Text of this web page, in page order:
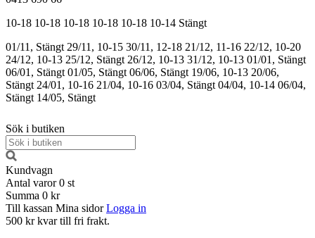
10-18 10-18 10-18 10-18 10-18 10-14 Stängt
01/11, Stängt 29/11, 10-15 30/11, 12-18 21/12, 11-16 22/12, 10-20
24/12, 10-13 25/12, Stängt 26/12, 10-13 31/12, 10-13 01/01, Stängt
06/01, Stängt 01/05, Stängt 06/06, Stängt 19/06, 10-13 20/06,
Stängt 24/01, 10-16 21/04, 10-16 03/04, Stängt 04/04, 10-14 06/04,
Stängt 14/05, Stängt
Sök i butiken
Kundvagn
Antal varor 0 st
Summa 0 kr
Till kassan Mina sidor Logga in
500 kr kvar till fri frakt.